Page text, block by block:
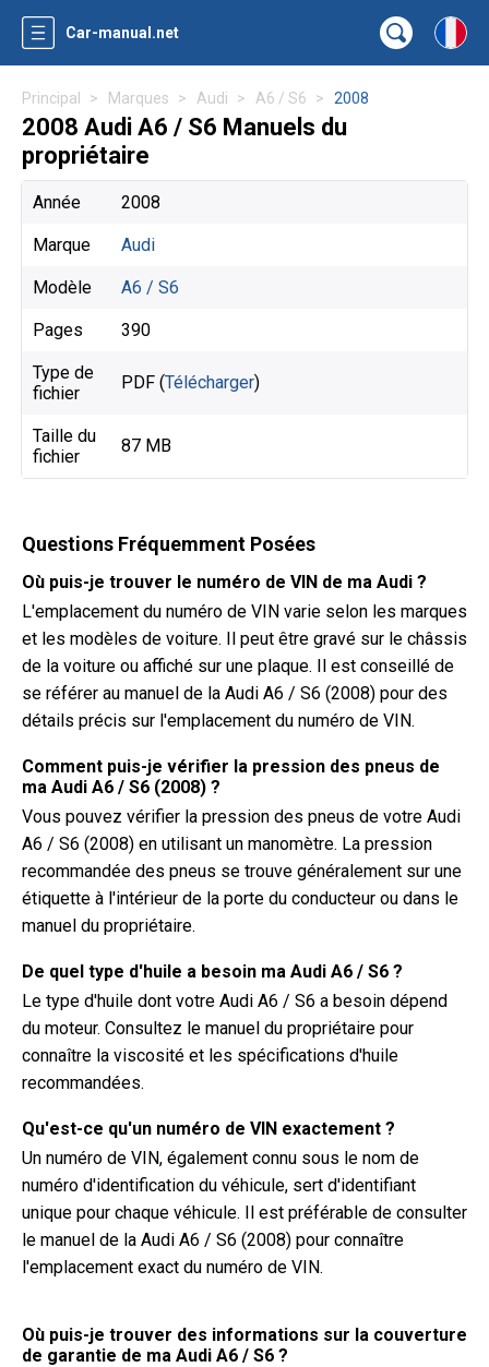
Car-manual.net
Principal Marques Audi A6 / S6 2008
2008 Audi A6 / S6 Manuels du
propriétaire
Année 2008
Marque Audi
Modèle A6 / S6
Pages 390
Type de
fichier
PDF (Télécharger)
Taille du
fichier
87 MB
Questions Fréquemment Posées
Où puis-je trouver le numéro de VIN de ma Audi ?
L'emplacement du numéro de VIN varie selon les marques
et les modèles de voiture. Il peut être gravé sur le châssis
de la voiture ou affiché sur une plaque. Il est conseillé de
se référer au manuel de la Audi A6 / S6 (2008) pour des
détails précis sur l'emplacement du numéro de VIN.
Comment puis-je vérifier la pression des pneus de
ma Audi A6 / S6 (2008) ?
Vous pouvez vérifier la pression des pneus de votre Audi
A6 / S6 (2008) en utilisant un manomètre. La pression
recommandée des pneus se trouve généralement sur une
étiquette à l'intérieur de la porte du conducteur ou dans le
manuel du propriétaire.
De quel type d'huile a besoin ma Audi A6 / S6 ?
Le type d'huile dont votre Audi A6 / S6 a besoin dépend
du moteur. Consultez le manuel du propriétaire pour
connaître la viscosité et les spécifications d'huile
recommandées.
Qu'est-ce qu'un numéro de VIN exactement ?
Un numéro de VIN, également connu sous le nom de
numéro d'identification du véhicule, sert d'identifiant
unique pour chaque véhicule. Il est préférable de consulter
le manuel de la Audi A6 / S6 (2008) pour connaître
l'emplacement exact du numéro de VIN.
Où puis-je trouver des informations sur la couverture
de garantie de ma Audi A6 / S6 ?